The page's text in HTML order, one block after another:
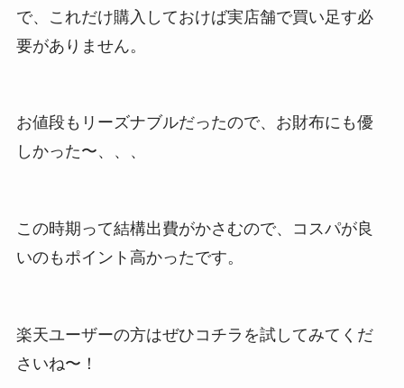
で、これだけ購入しておけば実店舗で買い足す必
要がありません。
お値段もリーズナブルだったので、お財布にも優
しかった〜、、、
この時期って結構出費がかさむので、コスパが良
いのもポイント高かったです。
楽天ユーザーの方はぜひコチラを試してみてくだ
さいね〜！